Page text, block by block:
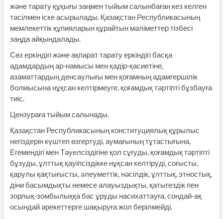
және тарату құқығы заңмен тыйым салынбаған кез келген
тәсілмен іске асырылады. Қазақстан Республикасының
мемлекеттік құпияларын құрайтын мәліметтер тізбесі
заңда айқындалады.
Сөз еркіндігі және ақпарат тарату еркіндігі басқа
адамдардың ар-намысы мен қадір-қасиетіне,
азаматтардың денсаулығы мен қоғамның адамгершілік
болмысына нұқсан келтірмеуге, қоғамдық тәртіпті бұзбауға
тиіс.
Цензураға тыйым салынады.
Қазақстан Республикасының конституциялық құрылыс
негіздерін күштеп өзгертуді, аумағының тұтастығына,
Егемендігі мен Тәуелсіздігіне қол сұғуды, қоғамдық тәртіпті
бұзуды, ұлттық қауіпсіздікке нұқсан келтіруді, соғысты,
қарулы қақтығысты, әлеуметтік, нәсілдік, ұлттық, этностық,
діни басымдықты немесе алауыздықты, қатыгездік пен
зорлық-зомбылыққа бас ұруды насихаттауға, сондай-ақ
осындай әрекеттерге шақыруға жол берілмейді.